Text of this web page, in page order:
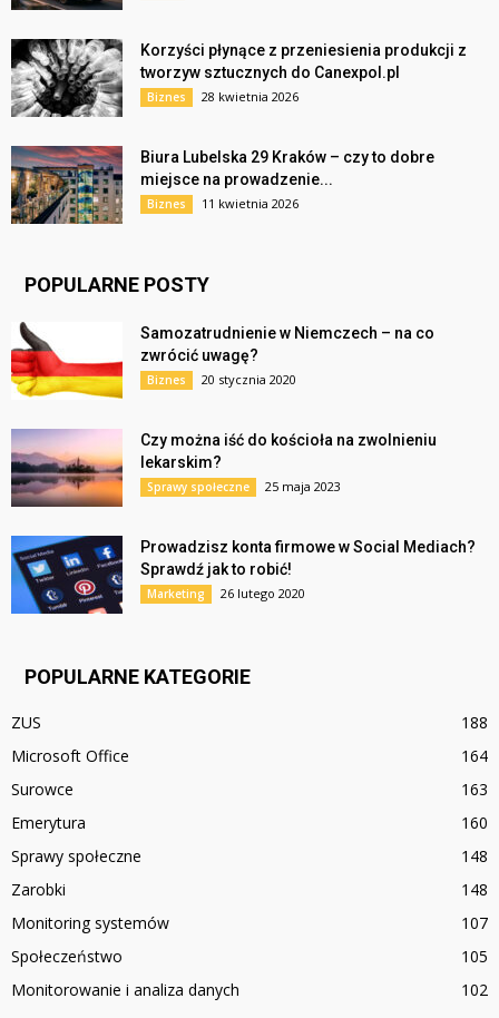
Korzyści płynące z przeniesienia produkcji z
tworzyw sztucznych do Canexpol.pl
Biznes 28 kwietnia 2026
Biura Lubelska 29 Kraków – czy to dobre
miejsce na prowadzenie...
Biznes 11 kwietnia 2026
POPULARNE POSTY
Samozatrudnienie w Niemczech – na co
zwrócić uwagę?
Biznes 20 stycznia 2020
Czy można iść do kościoła na zwolnieniu
lekarskim?
Sprawy społeczne 25 maja 2023
Prowadzisz konta firmowe w Social Mediach?
Sprawdź jak to robić!
Marketing 26 lutego 2020
POPULARNE KATEGORIE
ZUS
188
Microsoft Office
164
Surowce
163
Emerytura
160
Sprawy społeczne
148
Zarobki
148
Monitoring systemów
107
Społeczeństwo
105
Monitorowanie i analiza danych
102